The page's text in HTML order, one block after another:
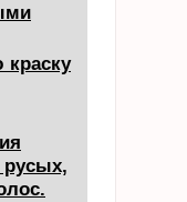
краску
русых,